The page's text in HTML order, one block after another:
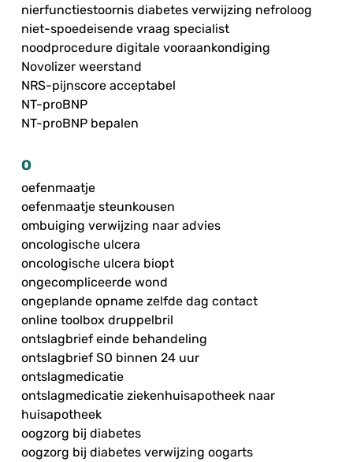
nierfunctiestoornis diabetes verwijzing nefroloog
niet-spoedeisende vraag specialist
noodprocedure digitale vooraankondiging
Novolizer weerstand
NRS-pijnscore acceptabel
NT-proBNP
NT-proBNP bepalen
O
oefenmaatje
oefenmaatje steunkousen
ombuiging verwijzing naar advies
oncologische ulcera
oncologische ulcera biopt
ongecompliceerde wond
ongeplande opname zelfde dag contact
online toolbox druppelbril
ontslagbrief einde behandeling
ontslagbrief SO binnen 24 uur
ontslagmedicatie
ontslagmedicatie ziekenhuisapotheek naar
huisapotheek
oogzorg bij diabetes
oogzorg bij diabetes verwijzing oogarts